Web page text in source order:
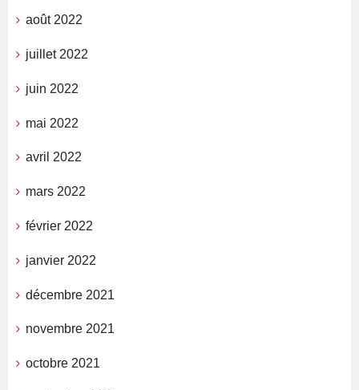
août 2022
juillet 2022
juin 2022
mai 2022
avril 2022
mars 2022
février 2022
janvier 2022
décembre 2021
novembre 2021
octobre 2021